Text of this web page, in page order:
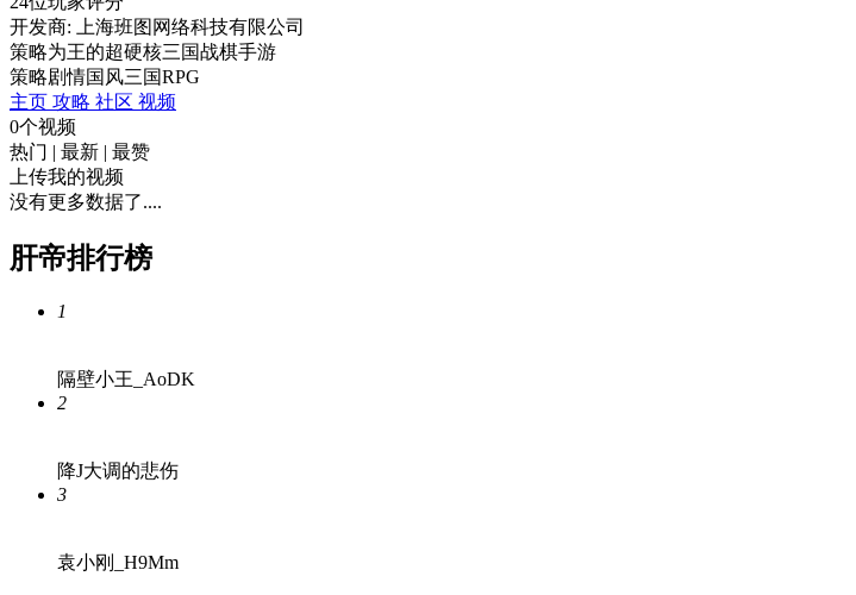
开发商: 上海班图网络科技有限公司
策略为王的超硬核三国战棋手游
策略剧情国风三国RPG
主页 攻略 社区 视频
0个视频
热门 | 最新 | 最赞
上传我的视频
没有更多数据了....
肝帝排行榜
1
隔壁小王_AoDK
2
降J大调的悲伤
3
袁小刚_H9Mm